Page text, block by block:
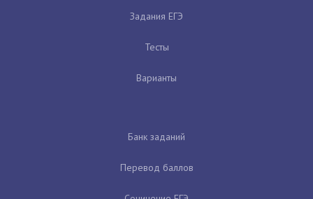
Задания ЕГЭ
Тесты
Варианты
Банк заданий
Перевод баллов